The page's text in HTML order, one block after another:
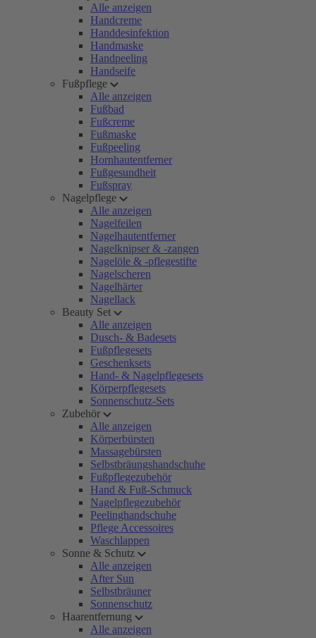
Alle anzeigen
Handcreme
Handdesinfektion
Handmaske
Handpeeling
Handseife
Fußpflege
Alle anzeigen
Fußbad
Fußcreme
Fußmaske
Fußpeeling
Hornhautentferner
Fußgesundheit
Fußspray
Nagelpflege
Alle anzeigen
Nagelfeilen
Nagelhautentferner
Nagelknipser & -zangen
Nagelöle & -pflegestifte
Nagelscheren
Nagelhärter
Nagellack
Beauty Set
Alle anzeigen
Dusch- & Badesets
Fußpflegesets
Geschenksets
Hand- & Nagelpflegesets
Körperpflegesets
Sonnenschutz-Sets
Zubehör
Alle anzeigen
Körperbürsten
Massagebürsten
Selbstbräungshandschuhe
Fußpflegezubehör
Hand & Fuß-Schmuck
Nagelpflegezubehör
Peelinghandschuhe
Pflege Accessoires
Waschlappen
Sonne & Schutz
Alle anzeigen
After Sun
Selbstbräuner
Sonnenschutz
Haarentfernung
Alle anzeigen